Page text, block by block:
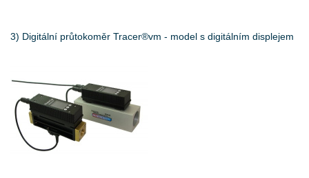
3) Digitální průtokoměr Tracer®vm - model s digitálním displejem